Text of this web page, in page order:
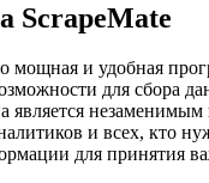
ScrapeMate
мощная и удобная
для сбора
является
и всех, кто
для принятия